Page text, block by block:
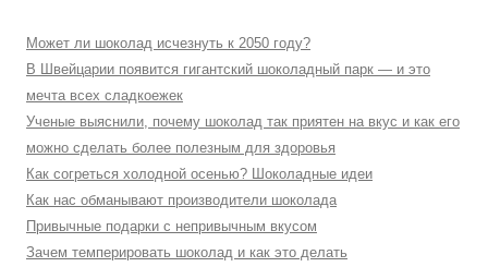
Может ли шоколад исчезнуть к 2050 году?
В Швейцарии появится гигантский шоколадный парк — и это
мечта всех сладкоежек
Ученые выяснили, почему шоколад так приятен на вкус и как его
можно сделать более полезным для здоровья
Как согреться холодной осенью? Шоколадные идеи
Как нас обманывают производители шоколада
Привычные подарки с непривычным вкусом
Зачем темперировать шоколад и как это делать